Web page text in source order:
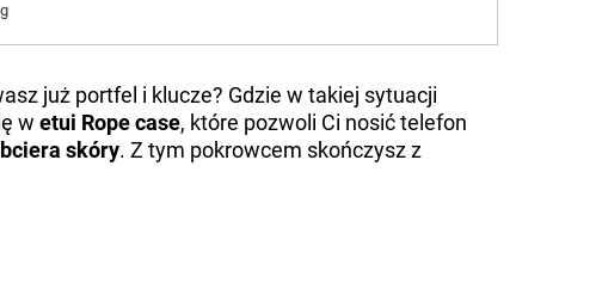
już portfel i klucze? Gdzie w takiej sytuacji
w etui Rope case, które pozwoli Ci nosić telefon
skóry. Z tym pokrowcem skończysz z